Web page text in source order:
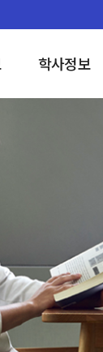
학사정보